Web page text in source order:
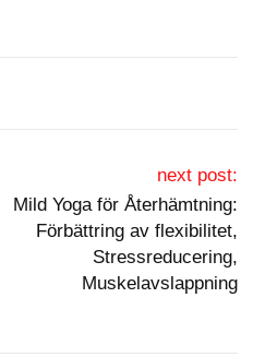
next post:
Mild Yoga för Återhämtning:
Förbättring av flexibilitet,
Stressreducering,
Muskelavslappning